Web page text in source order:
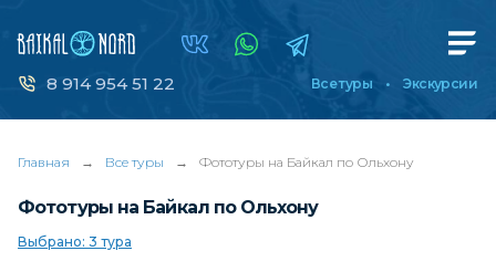
8 914 954 51 22 Все туры Экскурсии
Главная → Все туры → Фототуры на Байкал по Ольхону
Фототуры на Байкал по Ольхону
Выбрано: 3 тура